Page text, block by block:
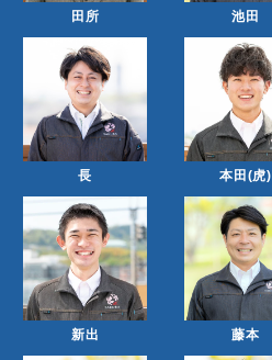
田所 池田
長 本田(虎)
新出 藤本